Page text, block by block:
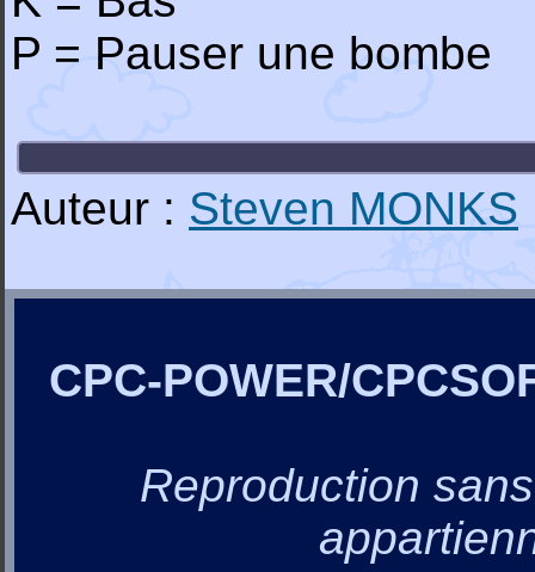
P = Pauser une bombe
Auteur : Steven MONKS
CPC-POWER/
Reproduction